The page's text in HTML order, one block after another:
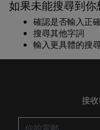
如果未能搜尋到你
確認是否輸入正
搜尋其他字詞
輸入更具體的搜
接